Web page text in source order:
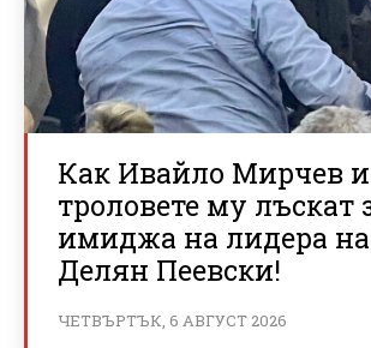
Как Ивайло Мирчев и
троловете му лъскат
имиджа на лидера
Делян Пеевски!
ЧЕТВЪРТЪК, 6 АВГУСТ 2026